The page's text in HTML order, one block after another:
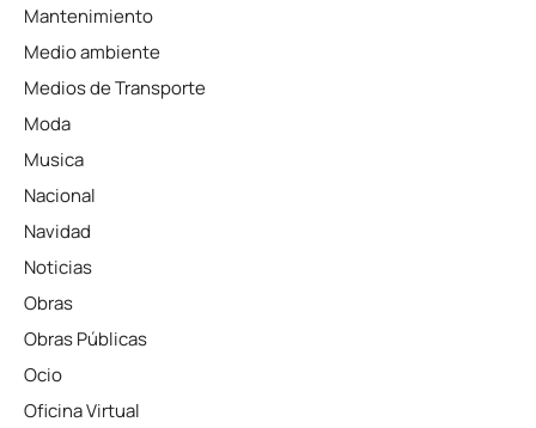
Mantenimiento
Medio ambiente
Medios de Transporte
Moda
Musica
Nacional
Navidad
Noticias
Obras
Obras Públicas
Ocio
Oficina Virtual